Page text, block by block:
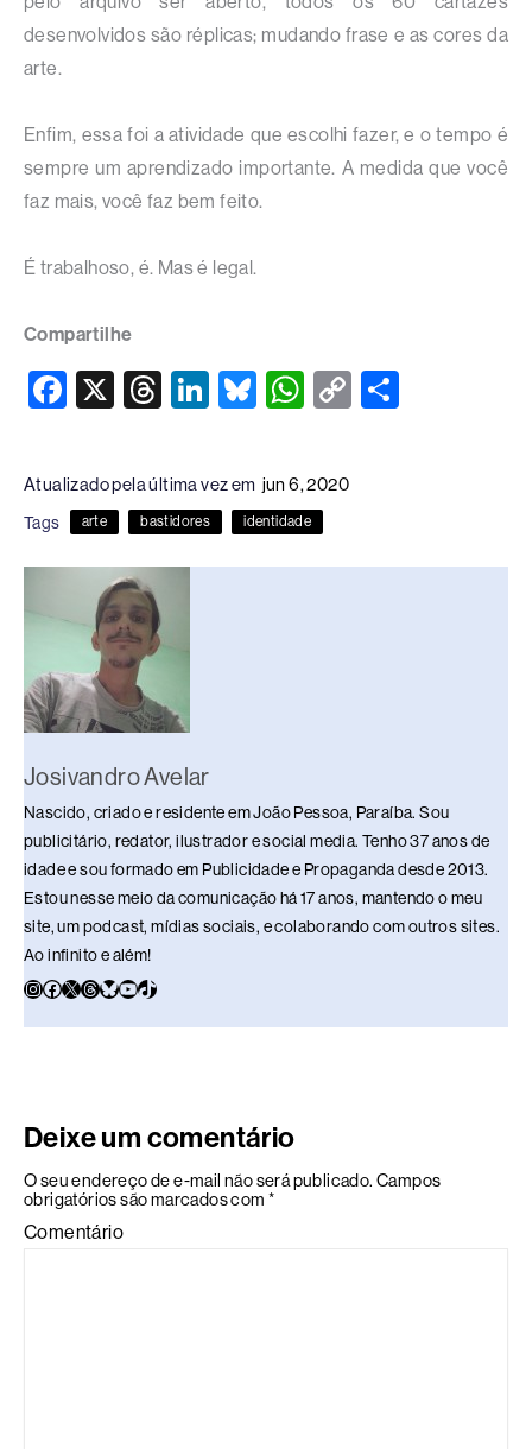
desenvolvidos são réplicas; mudando frase e as cores da
arte.
Enfim, essa foi a atividade que escolhi fazer, e o tempo é
sempre um aprendizado importante. A medida que você
faz mais, você faz bem feito.
É trabalhoso, é. Mas é legal.
Compartilhe
F
e
b
o
o
X
T
a
d
s
Li
e
dI
n
Bl
sk
y
W
s
A
p
C
n
Atualizado pela última vez em jun 6, 2020
Tags arte bastidores identidade
Josivandro Avelar
Nascido, criado e residente em João Pessoa, Paraíba. Sou
publicitário, redator, ilustrador e social media. Tenho 37 anos de
idade e sou formado em Publicidade e Propaganda desde 2013.
Estou nesse meio da comunicação há 17 anos, mantendo o meu
site, um podcast, mídias sociais, e colaborando com outros sites.
Ao infinito e além!
Deixe um comentário
O seu endereço de e-mail não será publicado. Campos
obrigatórios são marcados com *
Comentário